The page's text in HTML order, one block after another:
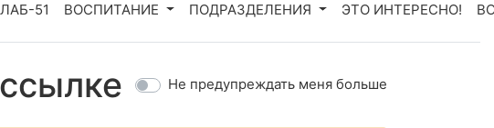
51 ВОСПИТАНИЕ ПОДРАЗДЕЛЕНИЯ ЭТО ИНТЕРЕСНО!
Не предупреждать меня больше